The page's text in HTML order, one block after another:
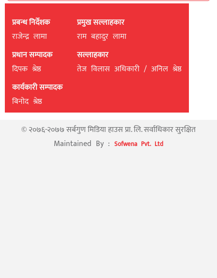
प्रबन्ध निर्देशक
राजेन्द्र लामा
प्रधान सम्पादक
दिपक श्रेष्ठ
कार्यकारी सम्पादक
बिनाेद श्रेष्ठ
प्रमुख सल्लाहकार
राम बहादुर लामा
सल्लाहकार
तेज विलास अधिकारी / अनिल श्रेष्ठ
© २०७६-२०७७ सर्बगुण मिडिया हाउस प्रा. लि. सर्वाधिकार सुरक्षित
Maintained By : Sofwena Pvt. Ltd